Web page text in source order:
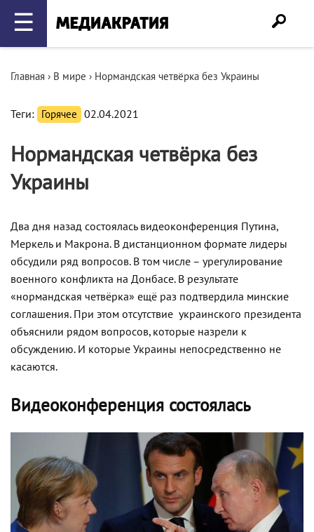
☰
Главная › В мире › Нормандская четвёрка без Украины
Теги: Горячее 02.04.2021
Нормандская четвёрка без
Украины
Два дня назад состоялась видеоконференция Путина,
Меркель и Макрона. В дистанционном формате лидеры
обсудили ряд вопросов. В том числе – урегулирование
военного конфликта на Донбасе. В результате
«нормандская четвёрка» ещё раз подтвердила минские
соглашения. При этом отсутствие украинского президента
объяснили рядом вопросов, которые назрели к
обсуждению. И которые Украины непосредственно не
касаются.
Видеоконференция состоялась